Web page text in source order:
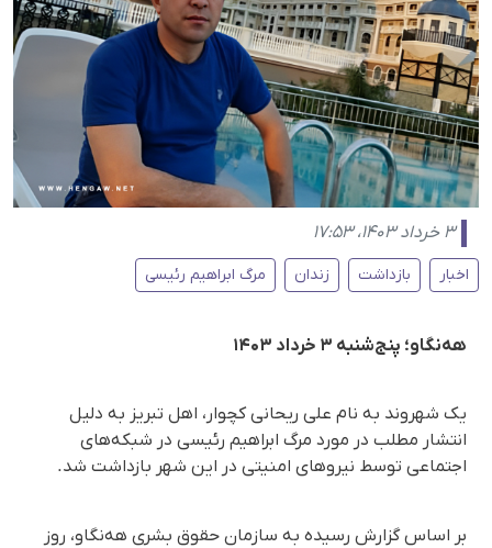
۳ خرداد ۱۴۰۳، ۱۷:۵۳
اخبار بازداشت زندان مرگ ابراهیم رئیسی
هه‌نگاو؛ پنج‌شنبه ۳ خرداد ۱۴۰۳
یک شهروند به نام علی ریحانی کچوار، اهل تبریز به دلیل
انتشار مطلب در مورد مرگ ابراهیم رئیسی در شبکه‌های
اجتماعی توسط نیروهای امنیتی در این شهر بازداشت شد.
بر اساس گزارش رسیده به سازمان حقوق بشری هه‌نگاو، روز